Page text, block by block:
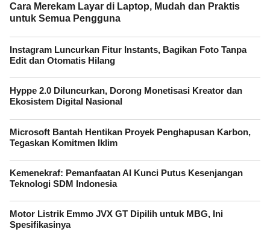
Cara Merekam Layar di Laptop, Mudah dan Praktis
untuk Semua Pengguna
Instagram Luncurkan Fitur Instants, Bagikan Foto Tanpa
Edit dan Otomatis Hilang
Hyppe 2.0 Diluncurkan, Dorong Monetisasi Kreator dan
Ekosistem Digital Nasional
Microsoft Bantah Hentikan Proyek Penghapusan Karbon,
Tegaskan Komitmen Iklim
Kemenekraf: Pemanfaatan AI Kunci Putus Kesenjangan
Teknologi SDM Indonesia
Motor Listrik Emmo JVX GT Dipilih untuk MBG, Ini
Spesifikasinya